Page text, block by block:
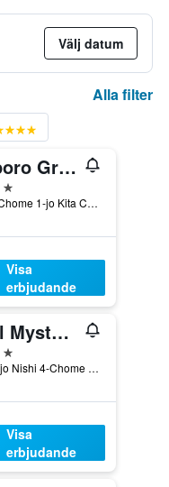
Välj datum
Alla filter
Sapporo Grand Hotel
Nishi 4-Chome 1-jo Kita Chuo-ku, Sapporo, Japan
Visa
erbjudande
Hotel Mystays Sapporo Aspen
5 Kita 8-jo Nishi 4-Chome Kita-ku, Sapporo, Japan
Visa
erbjudande